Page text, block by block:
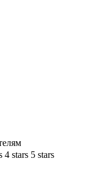
4 stars 5 stars